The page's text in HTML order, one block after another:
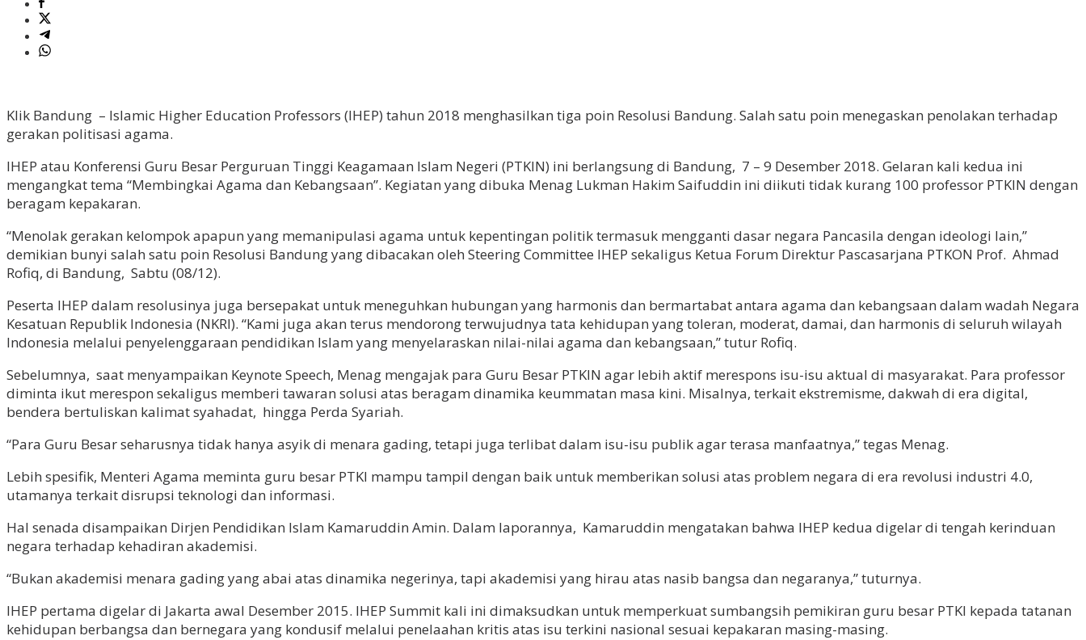
Klik Bandung – Islamic Higher Education Professors (IHEP) tahun 2018 menghasilkan tiga poin Resolusi Bandung. Salah satu poin menegaskan penolakan terhadap
gerakan politisasi agama.
IHEP atau Konferensi Guru Besar Perguruan Tinggi Keagamaan Islam Negeri (PTKIN) ini berlangsung di Bandung, 7 – 9 Desember 2018. Gelaran kali kedua ini
mengangkat tema “Membingkai Agama dan Kebangsaan”. Kegiatan yang dibuka Menag Lukman Hakim Saifuddin ini diikuti tidak kurang 100 professor PTKIN dengan
beragam kepakaran.
“Menolak gerakan kelompok apapun yang memanipulasi agama untuk kepentingan politik termasuk mengganti dasar negara Pancasila dengan ideologi lain,”
demikian bunyi salah satu poin Resolusi Bandung yang dibacakan oleh Steering Committee IHEP sekaligus Ketua Forum Direktur Pascasarjana PTKON Prof. Ahmad
Rofiq, di Bandung, Sabtu (08/12).
Peserta IHEP dalam resolusinya juga bersepakat untuk meneguhkan hubungan yang harmonis dan bermartabat antara agama dan kebangsaan dalam wadah Negara
Kesatuan Republik Indonesia (NKRI). “Kami juga akan terus mendorong terwujudnya tata kehidupan yang toleran, moderat, damai, dan harmonis di seluruh wilayah
Indonesia melalui penyelenggaraan pendidikan Islam yang menyelaraskan nilai-nilai agama dan kebangsaan,” tutur Rofiq.
Sebelumnya, saat menyampaikan Keynote Speech, Menag mengajak para Guru Besar PTKIN agar lebih aktif merespons isu-isu aktual di masyarakat. Para professor
diminta ikut merespon sekaligus memberi tawaran solusi atas beragam dinamika keummatan masa kini. Misalnya, terkait ekstremisme, dakwah di era digital,
bendera bertuliskan kalimat syahadat, hingga Perda Syariah.
“Para Guru Besar seharusnya tidak hanya asyik di menara gading, tetapi juga terlibat dalam isu-isu publik agar terasa manfaatnya,” tegas Menag.
Lebih spesifik, Menteri Agama meminta guru besar PTKI mampu tampil dengan baik untuk memberikan solusi atas problem negara di era revolusi industri 4.0,
utamanya terkait disrupsi teknologi dan informasi.
Hal senada disampaikan Dirjen Pendidikan Islam Kamaruddin Amin. Dalam laporannya, Kamaruddin mengatakan bahwa IHEP kedua digelar di tengah kerinduan
negara terhadap kehadiran akademisi.
“Bukan akademisi menara gading yang abai atas dinamika negerinya, tapi akademisi yang hirau atas nasib bangsa dan negaranya,” tuturnya.
IHEP pertama digelar di Jakarta awal Desember 2015. IHEP Summit kali ini dimaksudkan untuk memperkuat sumbangsih pemikiran guru besar PTKI kepada tatanan
kehidupan berbangsa dan bernegara yang kondusif melalui penelaahan kritis atas isu terkini nasional sesuai kepakaran masing-masing.